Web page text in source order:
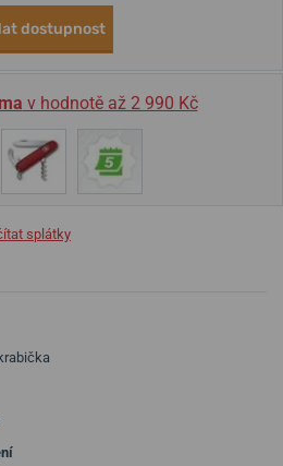
dostupnost
v hodnotě až 2 990 Kč
splátky